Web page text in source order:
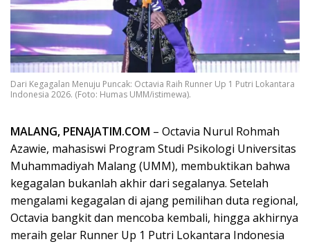
Dari Kegagalan Menuju Puncak: Octavia Raih Runner Up 1 Putri Lokantara
Indonesia 2026. (Foto: Humas UMM/istimewa).
MALANG, PENAJATIM.COM – Octavia Nurul Rohmah
Azawie, mahasiswi Program Studi Psikologi Universitas
Muhammadiyah Malang (UMM), membuktikan bahwa
kegagalan bukanlah akhir dari segalanya. Setelah
mengalami kegagalan di ajang pemilihan duta regional,
Octavia bangkit dan mencoba kembali, hingga akhirnya
meraih gelar Runner Up 1 Putri Lokantara Indonesia